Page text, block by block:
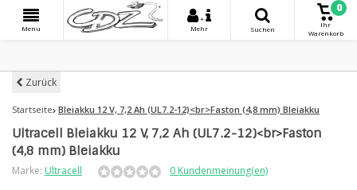
Menu
+
Mehr
Suchen
0
Ihr
Warenkorb
Zurück
Startseite Bleiakku 12 V, 7,2 Ah (UL7.2-12)<br>Faston (4,8 mm) Bleiakku
Ultracell Bleiakku 12 V, 7,2 Ah (UL7.2-12)<br>Faston
(4,8 mm) Bleiakku
Marke: Ultracell 0 Kundenmeinung(en)